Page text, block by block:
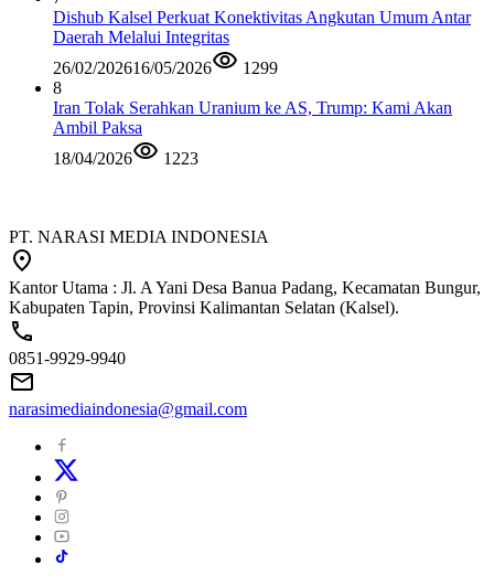
Dishub Kalsel Perkuat Konektivitas Angkutan Umum Antar
Daerah Melalui Integritas
26/02/202616/05/2026
1299
8
Iran Tolak Serahkan Uranium ke AS, Trump: Kami Akan
Ambil Paksa
18/04/2026
1223
PT. NARASI MEDIA INDONESIA
Kantor Utama : Jl. A Yani Desa Banua Padang, Kecamatan Bungur,
Kabupaten Tapin, Provinsi Kalimantan Selatan (Kalsel).
0851-9929-9940
narasimediaindonesia@gmail.com